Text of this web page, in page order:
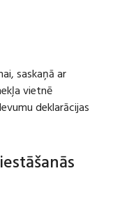
saskaņā ar
vietnē
deklarācijas